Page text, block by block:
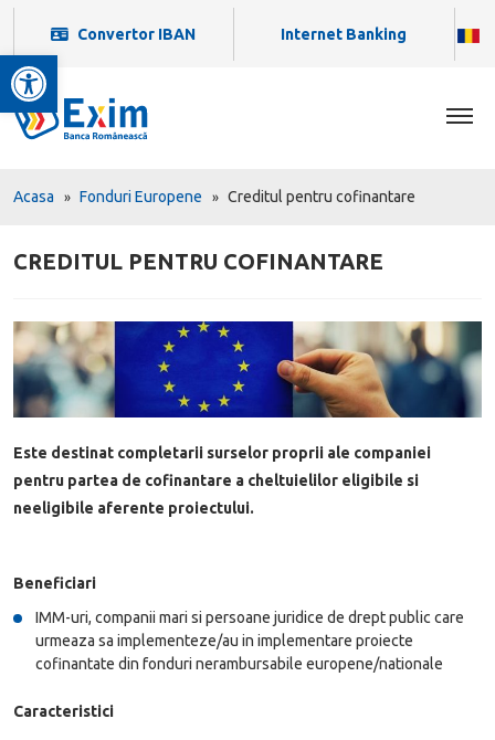
Deschide bara de unelte
Convertor IBAN Internet Banking
Acasa Fonduri Europene Creditul pentru cofinantare
CREDITUL PENTRU COFINANTARE
Este destinat completarii surselor proprii ale companiei
pentru partea de cofinantare a cheltuielilor eligibile si
neeligibile aferente proiectului.
Beneficiari
IMM-uri, companii mari si persoane juridice de drept public care
urmeaza sa implementeze/au in implementare proiecte
cofinantate din fonduri nerambursabile europene/nationale
Caracteristici